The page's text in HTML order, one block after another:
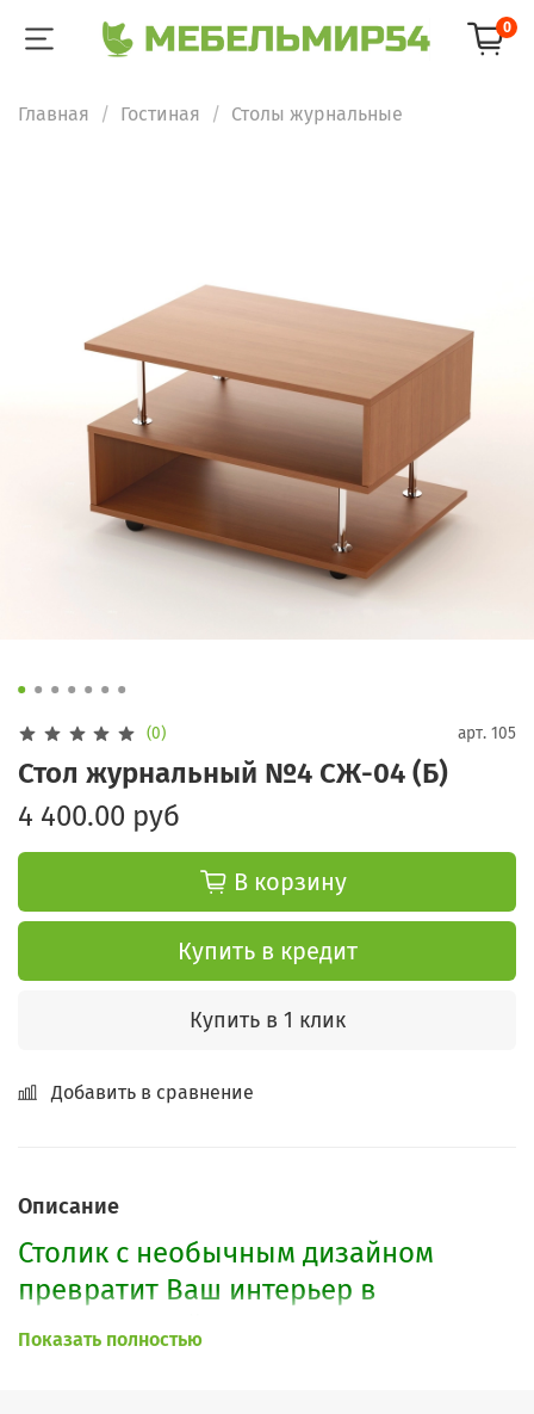
0
Главная Гостиная Столы журнальные
(0) арт. 105
Стол журнальный №4 СЖ-04 (Б)
4 400.00 руб
В корзину
Купить в кредит
Купить в 1 клик
Добавить в сравнение
Описание
Столик с необычным дизайном
превратит Ваш интерьер в
современный апартамент, в котором
Показать полностью